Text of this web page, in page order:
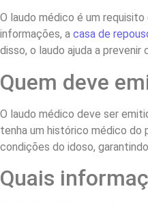
O laudo médico é um
informações, a casa de
disso, o laudo ajuda a
Quem deve
O laudo médico deve ser
tenha um histórico médico do
condições do idoso,
Quais